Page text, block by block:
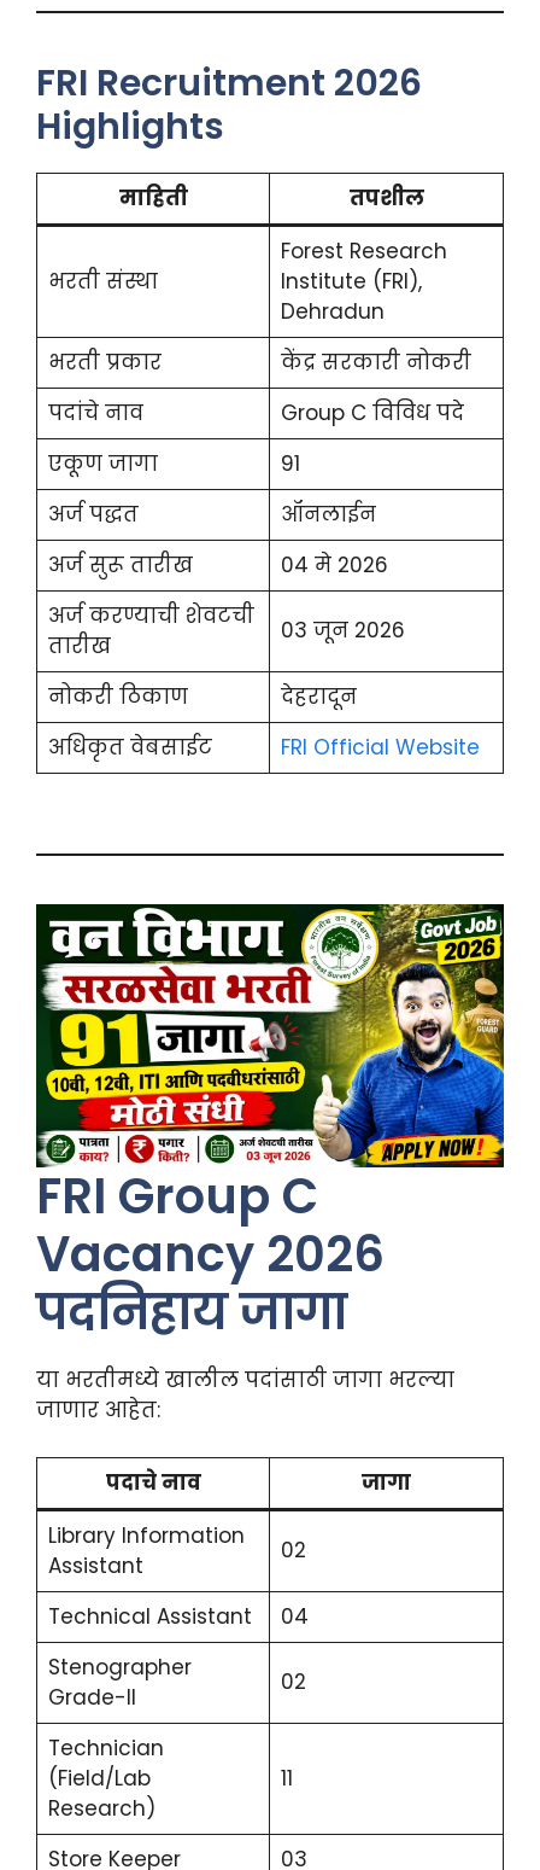
FRI Recruitment 2026
Highlights
माहिती तपशील
भरती संस्था
Forest Research
Institute (FRI),
Dehradun
भरती प्रकार
केंद्र सरकारी नोकरी
पदांचे नाव
Group C विविध पदे
एकूण जागा
91
अर्ज पद्धत
ऑनलाईन
अर्ज सुरू तारीख
04 मे 2026
अर्ज करण्याची शेवटची
तारीख
03 जून 2026
नोकरी ठिकाण
देहरादून
अधिकृत वेबसाईट
FRI Official Website
FRI Group C
Vacancy 2026
पदनिहाय जागा
या भरतीमध्ये खालील पदांसाठी जागा भरल्या
जाणार आहेत:
पदाचे नाव
जागा
Library Information
Assistant
02
Technical Assistant
04
Stenographer
Grade-II
02
Technician
(Field/Lab
Research)
11
Store Keeper 03